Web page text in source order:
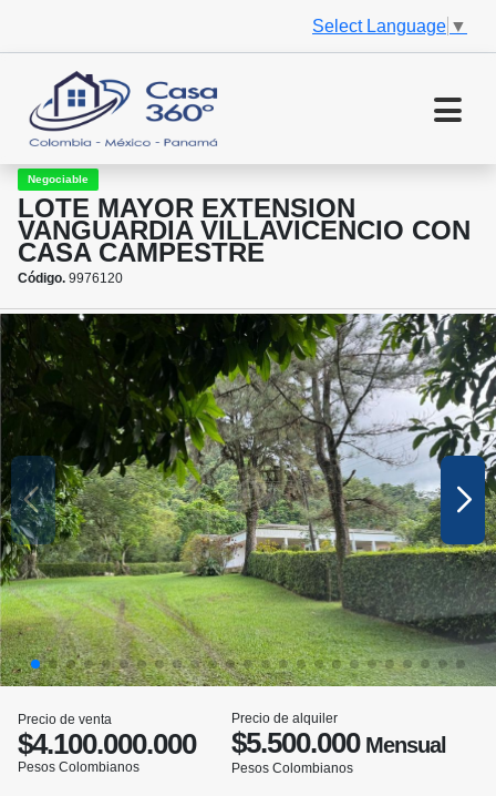
Select Language ▼
Negociable
LOTE MAYOR EXTENSION
VANGUARDIA VILLAVICENCIO CON
CASA CAMPESTRE
Código. 9976120
Precio de venta
$4.100.000.000
Pesos Colombianos
Precio de alquiler
$5.500.000Mensual
Pesos Colombianos